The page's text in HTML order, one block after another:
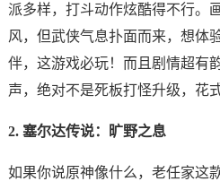
派多样，打斗动作炫酷得不行。
风，但武侠气息扑面而来，想体
伴，这游戏必玩！而且剧情超有
声，绝对不是死板打怪升级，花
2. 塞尔达传说：旷野之息
如果你说原神像什么，老任家这